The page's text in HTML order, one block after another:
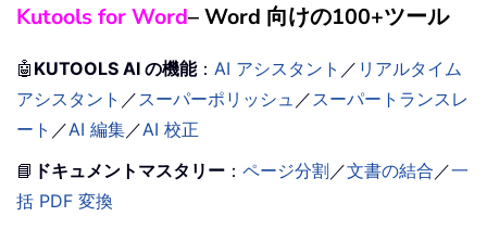
Kutools for Word– Word 向けの100+ツール
🤖 KUTOOLS AI の機能： AI アシスタント ／ リアルタイム
アシスタント ／ スーパーポリッシュ ／ スーパートランスレ
ート ／AI 編集／AI 校正
📘 ドキュメントマスタリー ： ページ分割 ／文書の結合 ／一
括 PDF 変換